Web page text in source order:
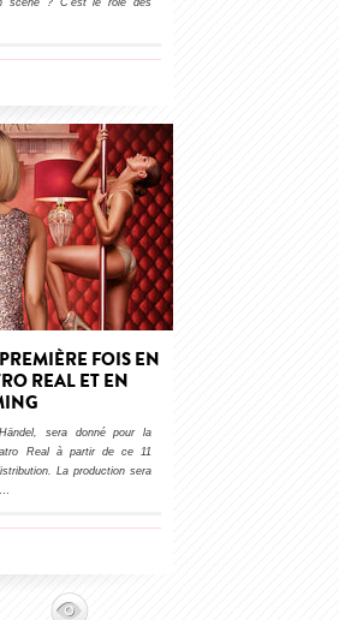
scène ? C’est le rôle des
FOIS EN
REAL ET EN
sera donné pour la
Real à partir de ce 11
La production sera
…